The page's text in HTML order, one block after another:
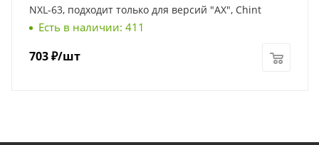
NXL-63, подходит только для версий "AX", Chint
Есть в наличии: 411
703₽/шт